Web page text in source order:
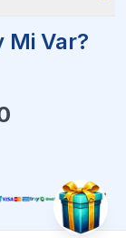
Mi Var?